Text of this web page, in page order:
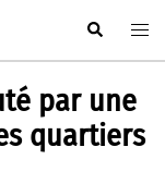
Rechercher
par une
quartiers